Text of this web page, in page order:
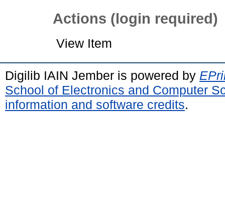
Actions (login required)
View Item
Digilib IAIN Jember is powered by
School of Electronics and Computer
information and software credits.